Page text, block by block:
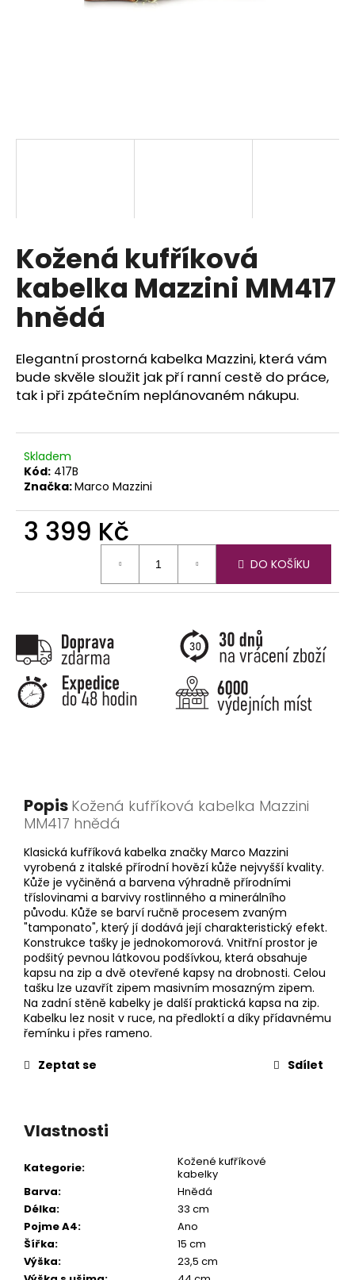
Kožená kufříková
kabelka Mazzini MM417
hnědá
Elegantní prostorná kabelka Mazzini, která vám
bude skvěle sloužit jak pří ranní cestě do práce,
tak i při zpátečním neplánovaném nákupu.
Skladem
Kód: 417B
Značka:Marco Mazzini
3 399 Kč
DO KOŠÍKU
Popis Kožená kufříková kabelka Mazzini
MM417 hnědá
Klasická kufříková kabelka značky Marco Mazzini
vyrobená z italské přírodní hovězí kůže nejvyšší kvality.
Kůže je vyčiněná a barvena výhradně přírodními
tříslovinami a barvivy rostlinného a minerálního
původu. Kůže se barví ručně procesem zvaným
"tamponato", který jí dodává její charakteristický efekt.
Konstrukce tašky je jednokomorová. Vnitřní prostor je
podšitý pevnou látkovou podšívkou, která obsahuje
kapsu na zip a dvě otevřené kapsy na drobnosti. Celou
tašku lze uzavřít zipem masivním mosazným zipem.
Na zadní stěně kabelky je další praktická kapsa na zip.
Kabelku lez nosit v ruce, na předloktí a díky přídavnému
řemínku i přes rameno.
Zeptat se
Sdílet
Vlastnosti
Kategorie:
Kožené kufříkové
kabelky
Barva:
Hnědá
Délka:
33 cm
Pojme A4:
Ano
Šířka:
15 cm
Výška:
23,5 cm
D
o
p
o
r
č
u
j
m